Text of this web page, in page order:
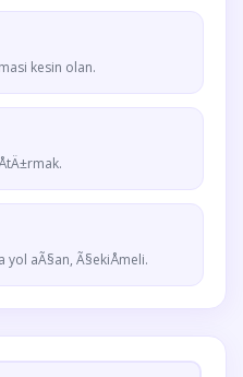
kesin olan.
yol aÃ§an, Ã§ekiÅmeli.